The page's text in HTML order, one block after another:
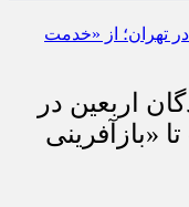
اربعین در
«بازآفرینی